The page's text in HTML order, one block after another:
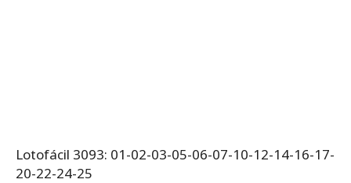
Lotofácil 3093: 01-02-03-05-06-07-10-12-14-16-17-
20-22-24-25